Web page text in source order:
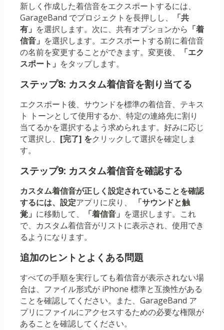
新しく作成した着信音をエクスポートするには、
GarageBand でプロジェクトを長押しし、
「共
有」 を選択します。次に、共有オプションから 「着
信音」 を選択します。エクスポートする前に着信音
の名前を変更することができます。変更後、
「エク
スポート」 をタップします。
ステップ8: カスタム着信音を割り当てる
エクスポート後、サウンドを標準の着信音、テキス
ト トーンとして使用するか、特定の連絡先に割り
当てるかを選択するよう求められます。好みに応じ
て選択し、 [完了] をクリックして選択を確定しま
す。
ステップ9: カスタム着信音を確認する
カスタム着信音が正しく設定されていることを確認
するには、設定アプリに戻り、
「サウンドと触
覚」 に移動して、 「着信音」 を選択します。これ
で、カスタム着信音がリストに表示され、使用でき
るようになります。
追加のヒントとよくある問題
すべての手順を実行しても着信音が表示されない場
合は、ファイル形式が iPhone 標準と互換性がある
ことを確認してください。また、GarageBand ア
プリにファイルにアクセスするための必要な権限が
あることを確認してください。